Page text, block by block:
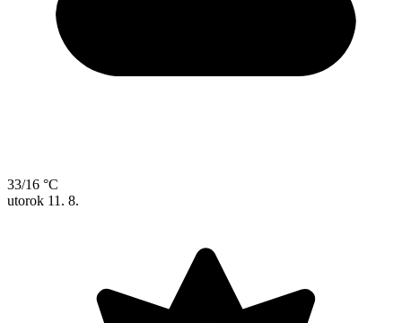
33/16 °C
utorok 11. 8.